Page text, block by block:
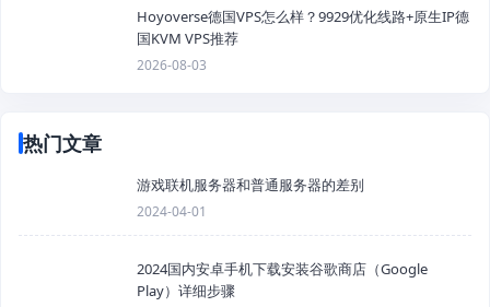
Hoyoverse德国VPS怎么样？9929优化线路+原生IP德
国KVM VPS推荐
2026-08-03
热门文章
游戏联机服务器和普通服务器的差别
2024-04-01
2024国内安卓手机下载安装谷歌商店（Google
Play）详细步骤